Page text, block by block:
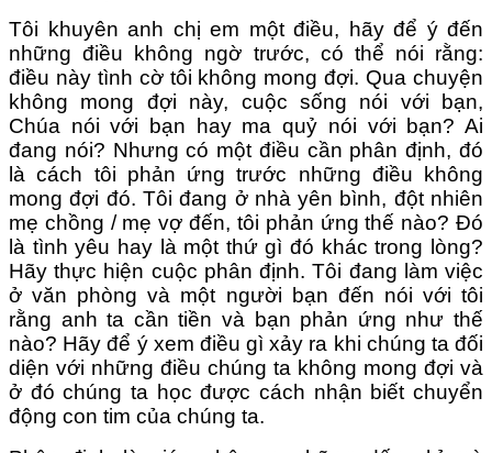
Tôi khuyên anh chị em một điều, hãy để ý đến
những điều không ngờ trước, có thể nói rằng:
điều này tình cờ tôi không mong đợi. Qua chuyện
không mong đợi này, cuộc sống nói với bạn,
Chúa nói với bạn hay ma quỷ nói với bạn? Ai
đang nói? Nhưng có một điều cần phân định, đó
là cách tôi phản ứng trước những điều không
mong đợi đó. Tôi đang ở nhà yên bình, đột nhiên
mẹ chồng / mẹ vợ đến, tôi phản ứng thế nào? Đó
là tình yêu hay là một thứ gì đó khác trong lòng?
Hãy thực hiện cuộc phân định. Tôi đang làm việc
ở văn phòng và một người bạn đến nói với tôi
rằng anh ta cần tiền và bạn phản ứng như thế
nào? Hãy để ý xem điều gì xảy ra khi chúng ta đối
diện với những điều chúng ta không mong đợi và
ở đó chúng ta học được cách nhận biết chuyển
động con tim của chúng ta.